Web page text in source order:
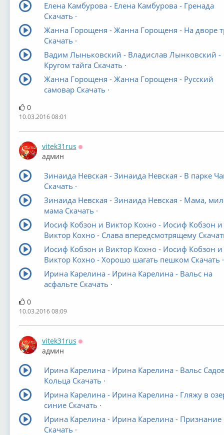
Елена Камбурова - Елена Камбурова - Гренада
Скачать ·
Жанна Горощеня - Жанна Горощеня - На дворе
Скачать ·
Вадим Лыньковский - Владислав Лынковский -
Кругом тайга Скачать ·
Жанна Горощеня - Жанна Горощеня - Русский
самовар Скачать ·
0
10.03.2016 08:01
vitek31rus
админ
Зинаида Невская - Зинаида Невская - В парке
Скачать ·
Зинаида Невская - Зинаида Невская - Мама,
мама Скачать ·
Иосиф Кобзон и Виктор Кохно - Иосиф Кобзон и
Виктор Кохно - Слава впередсмотрящему
Иосиф Кобзон и Виктор Кохно - Иосиф Кобзон и
Виктор Кохно - Хорошо шагать пешком Скачать ·
Ирина Карелина - Ирина Карелина - Вальс на
асфальте Скачать ·
0
10.03.2016 08:09
vitek31rus
админ
Ирина Карелина - Ирина Карелина - Вальс
Кольца Скачать ·
Ирина Карелина - Ирина Карелина - Гляжу в
синие Скачать ·
Ирина Карелина - Ирина Карелина - Признание
Скачать ·